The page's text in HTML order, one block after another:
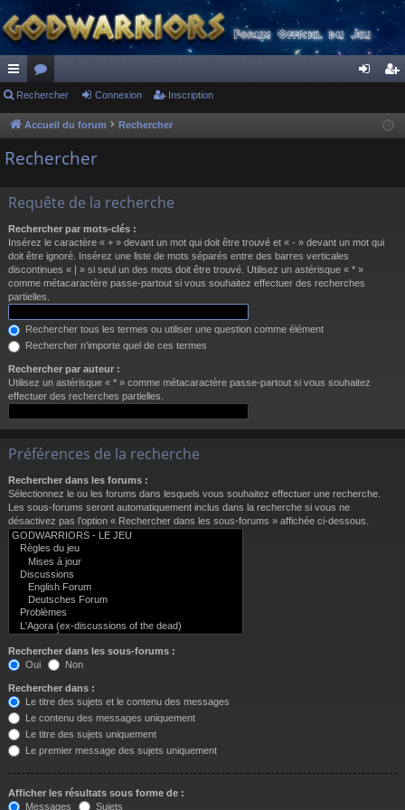
ac
co
ur
s
or
u
m
cri
Rechercher Connexion Inscription
Accueil du forum Rechercher
Rechercher
Requête de la recherche
Rechercher par mots-clés :
Insérez le caractère « + » devant un mot qui doit être trouvé et « - » devant un mot qui
doit être ignoré. Insérez une liste de mots séparés entre des barres verticales
discontinues « | » si seul un des mots doit être trouvé. Utilisez un astérisque « * »
comme métacaractère passe-partout si vous souhaitez effectuer des recherches
partielles.
Rechercher tous les termes ou utiliser une question comme élément
Rechercher n’importe quel de ces termes
Rechercher par auteur :
Utilisez un astérisque « * » comme métacaractère passe-partout si vous souhaitez
effectuer des recherches partielles.
Préférences de la recherche
Rechercher dans les forums :
Sélectionnez le ou les forums dans lesquels vous souhaitez effectuer une recherche.
Les sous-forums seront automatiquement inclus dans la recherche si vous ne
désactivez pas l’option « Rechercher dans les sous-forums » affichée ci-dessous.
Rechercher dans les sous-forums :
Oui
Non
Rechercher dans :
Le titre des sujets et le contenu des messages
Le contenu des messages uniquement
Le titre des sujets uniquement
Le premier message des sujets uniquement
Afficher les résultats sous forme de :
Messages
Sujets